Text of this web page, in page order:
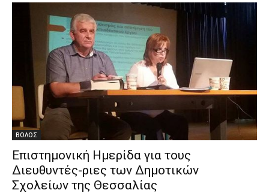
ΒΟΛΟΣ
Επιστημονική Ημερίδα για τους
Διευθυντές-ριες των Δημοτικών
Σχολείων της Θεσσαλίας